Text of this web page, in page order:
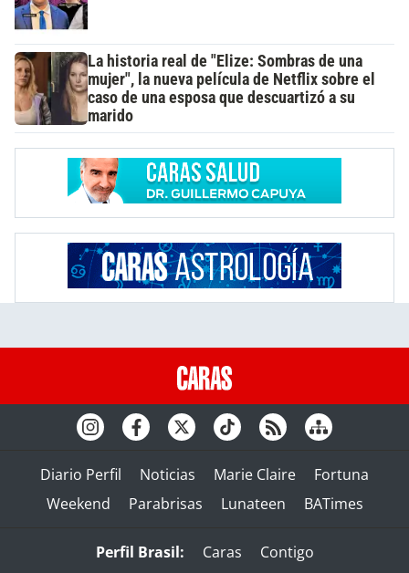
La historia real de "Elize: Sombras de una
mujer", la nueva película de Netflix sobre el
caso de una esposa que descuartizó a su
marido
Diario Perfil Noticias Marie Claire
Fortuna
Weekend
Parabrisas Lunateen BATimes
Perfil Brasil: Caras
Contigo